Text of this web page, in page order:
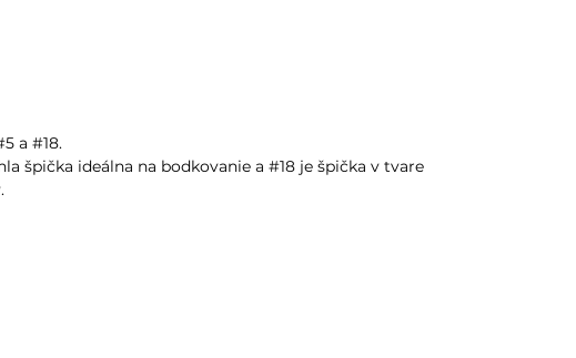
a #18.
špička ideálna na bodkovanie a #18 je špička v tvare